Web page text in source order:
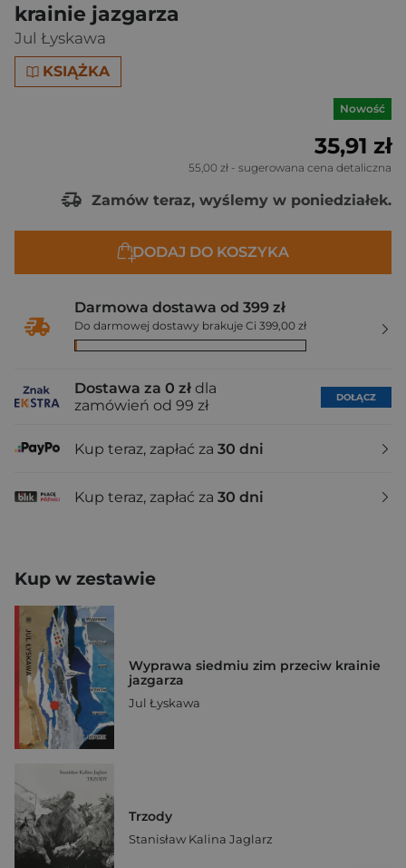
krainie jazgarza
Jul Łyskawa
KSIĄŻKA
Nowość
35,91 zł
55,00 zł - sugerowana cena detaliczna
Zamów teraz, wyślemy w poniedziałek.
DODAJ DO KOSZYKA
Darmowa dostawa od 399 zł
Do darmowej dostawy brakuje Ci 399,00 zł
Dostawa za 0 zł dla
zamówień od 99 zł
DOŁĄCZ
Kup teraz, zapłać za 30 dni
Kup teraz, zapłać za 30 dni
Kup w zestawie
Wyprawa siedmiu zim przeciw krainie
jazgarza
Jul Łyskawa
Trzody
Stanisław Kalina Jaglarz